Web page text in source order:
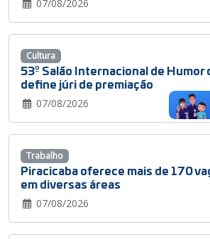
07/08/2026
53º Salão Internacional de Humor
define júri de premiação
07/08/2026
Cultura
Piracicaba oferece mais de 170
em diversas áreas
07/08/2026
Trabalho